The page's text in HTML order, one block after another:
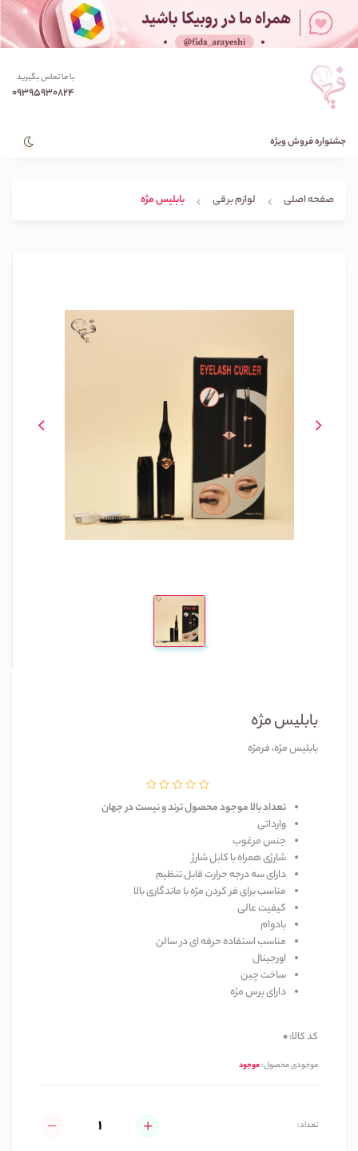
با ما تماس بگیرید
09395930824
جشنواره فروش ویژه
صفحه اصلی لوازم برقی بابلیس مژه
بابلیس مژه
بابلیس مژه، فرمژه
تعداد بالا موجود محصول ترند و نیست در جهان
وارداتی
جنس مرغوب
شارژی همراه با کابل شارژ
دارای سه درجه حرارت قابل تنظیم
مناسب برای فر کردن مژه با ماندگاری بالا
کیفیت عالی
بادوام
مناسب استفاده حرفه ای در سالن
اورجینال
ساخت چین
دارای برس مژه
کد کالا:0
موجودی محصول:موجود
تعداد: